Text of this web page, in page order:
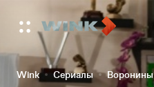
Wink Сериалы Воронины